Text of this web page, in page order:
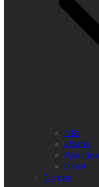
Irão
Líbano
Palestina
Israel
Europa